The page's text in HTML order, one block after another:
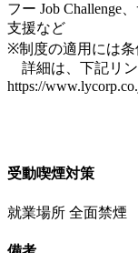
フー Job Challenge
支援など
※制度の適用には条
詳細は、下記リン
https://
受動喫煙対策
就業場所 全面禁煙